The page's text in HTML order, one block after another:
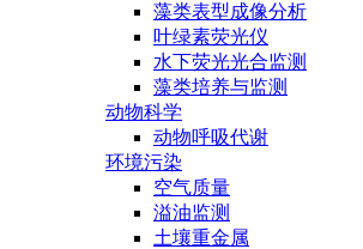
藻类表型成像分析
叶绿素荧光仪
水下荧光光合监测
藻类培养与监测
动物科学
动物呼吸代谢
环境污染
空气质量
溢油监测
土壤重金属